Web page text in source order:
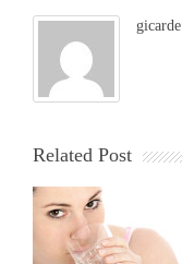
gicarde
Related Post